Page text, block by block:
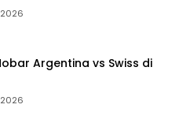
2026
Argentina vs Swiss di
2026